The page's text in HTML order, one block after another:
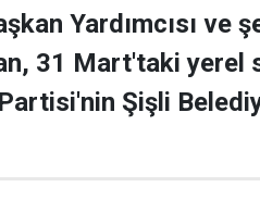
Yardımcısı ve
31 Mart'taki yerel
Şişli